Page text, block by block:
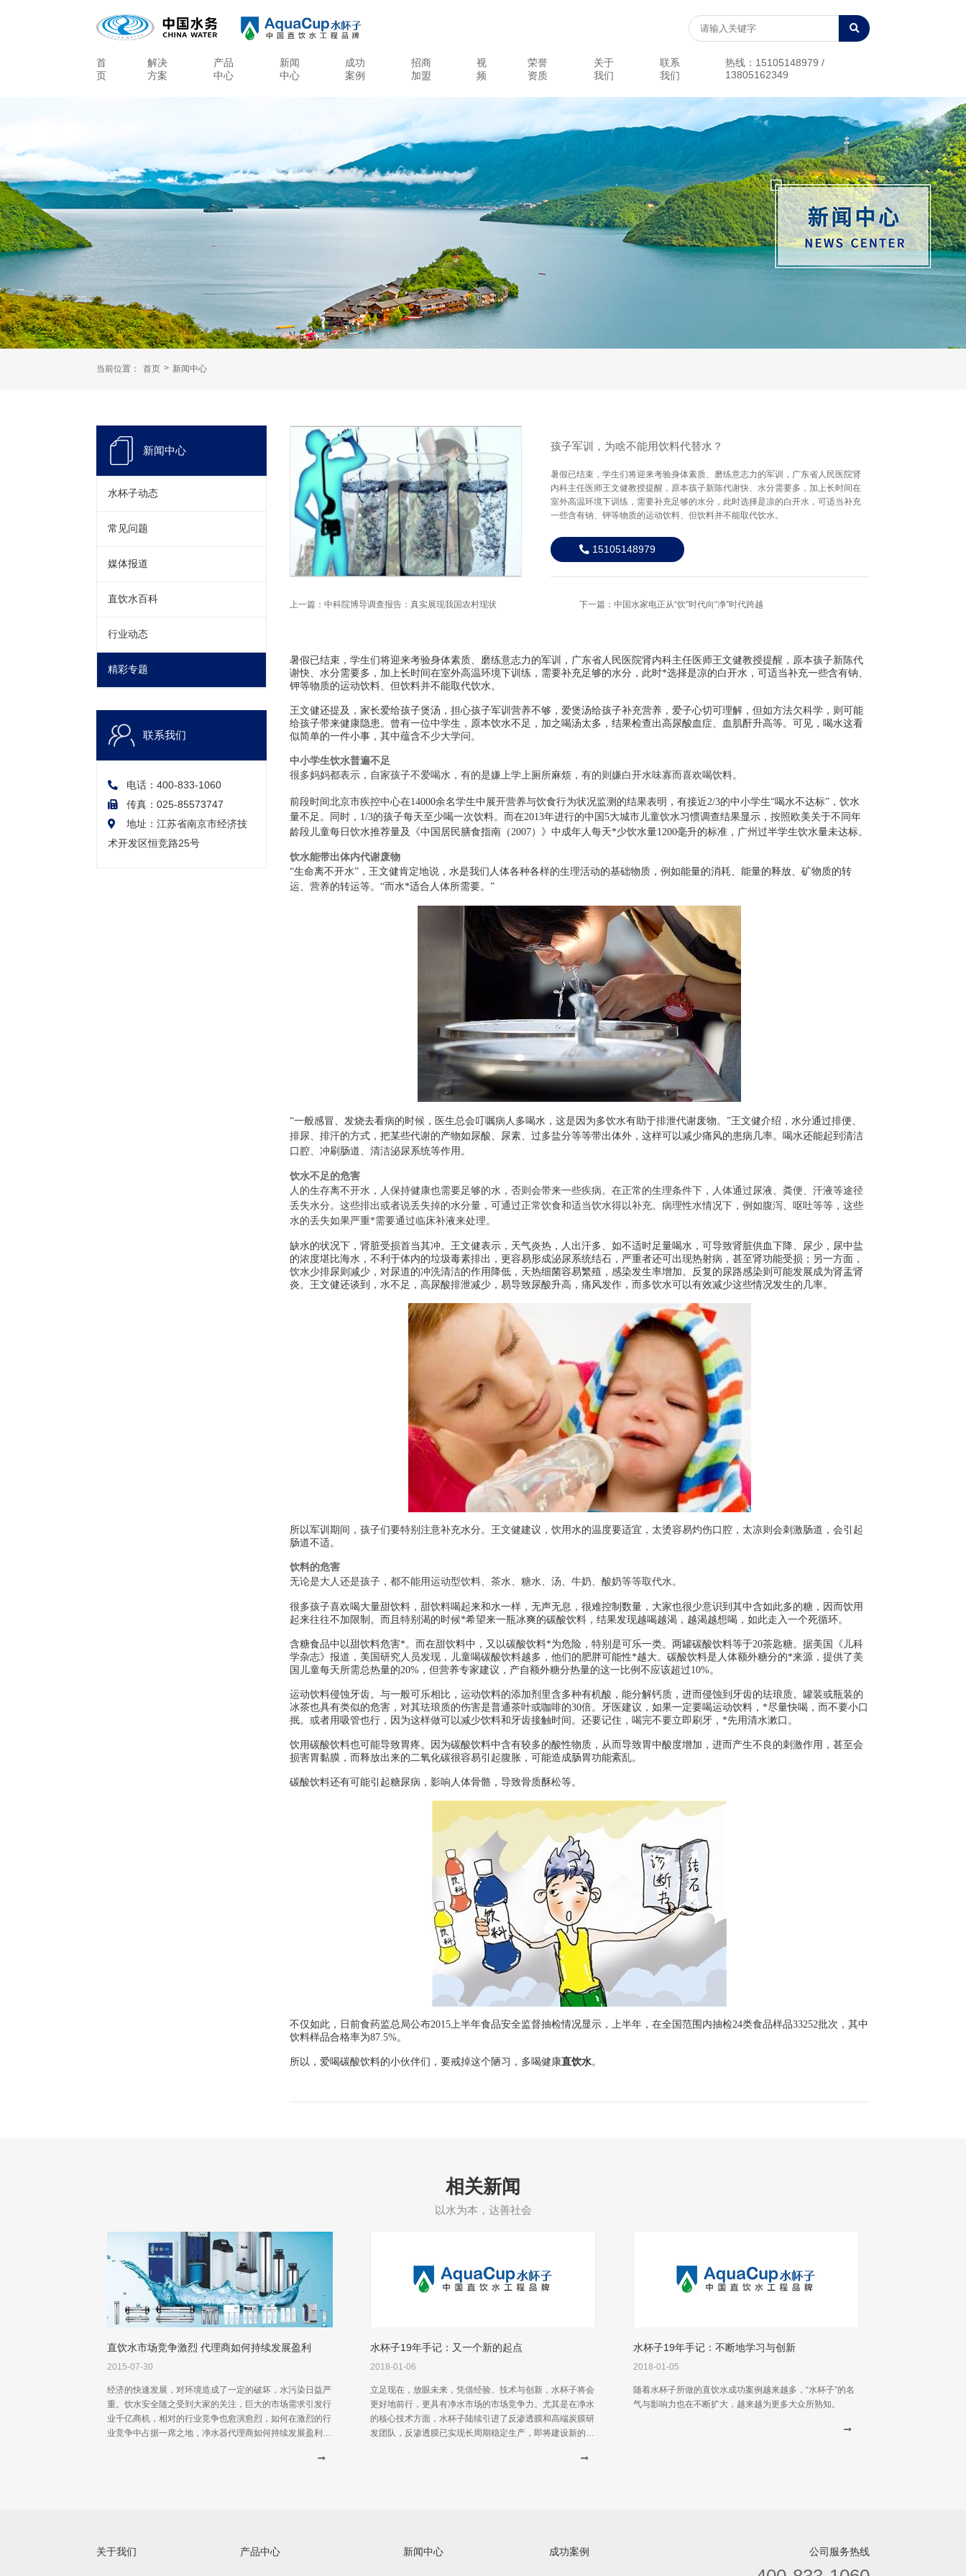
首
页
解决
方案
产品
中心
新闻
中心
成功
案例
招商
加盟
视
频
荣誉
资质
关于
我们
联系
我们
热线：15105148979 /
13805162349
当前位置： 首页 > 新闻中心
新闻中心
水杯子动态
常见问题
媒体报道
直饮水百科
行业动态
精彩专题
联系我们
电话：400-833-1060
传真：025-85573747
地址：江苏省南京市经济技
术开发区恒竞路25号
孩子军训，为啥不能用饮料代替水？
暑假已结束，学生们将迎来考验身体素质、磨练意志力的军训，广东省人民医院肾
内科主任医师王文健教授提醒，原本孩子新陈代谢快、水分需要多，加上长时间在
室外高温环境下训练，需要补充足够的水分，此时选择是凉的白开水，可适当补充
一些含有钠、钾等物质的运动饮料、但饮料并不能取代饮水。
15105148979
上一篇：中科院博导调查报告：真实展现我国农村现状 下一篇：中国水家电正从“饮”时代向“净”时代跨越
暑假已结束，学生们将迎来考验身体素质、磨练意志力的军训，广东省人民医院肾内科主任医师王文健教授提醒，原本孩子新陈代
谢快、水分需要多，加上长时间在室外高温环境下训练，需要补充足够的水分，此时*选择是凉的白开水，可适当补充一些含有钠、
钾等物质的运动饮料、但饮料并不能取代饮水。
王文健还提及，家长爱给孩子煲汤，担心孩子军训营养不够，爱煲汤给孩子补充营养，爱子心切可理解，但如方法欠科学，则可能
给孩子带来健康隐患。曾有一位中学生，原本饮水不足，加之喝汤太多，结果检查出高尿酸血症、血肌酐升高等。可见，喝水这看
似简单的一件小事，其中蕴含不少大学问。
中小学生饮水普遍不足
很多妈妈都表示，自家孩子不爱喝水，有的是嫌上学上厕所麻烦，有的则嫌白开水味寡而喜欢喝饮料。
前段时间北京市疾控中心在14000余名学生中展开营养与饮食行为状况监测的结果表明，有接近2/3的中小学生“喝水不达标”，饮水
量不足。同时，1/3的孩子每天至少喝一次饮料。而在2013年进行的中国5大城市儿童饮水习惯调查结果显示，按照欧美关于不同年
龄段儿童每日饮水推荐量及《中国居民膳食指南（2007）》中成年人每天*少饮水量1200毫升的标准，广州过半学生饮水量未达标。
饮水能带出体内代谢废物
“生命离不开水”，王文健肯定地说，水是我们人体各种各样的生理活动的基础物质，例如能量的消耗、能量的释放、矿物质的转
运、营养的转运等。“而水*适合人体所需要。”
“一般感冒、发烧去看病的时候，医生总会叮嘱病人多喝水，这是因为多饮水有助于排泄代谢废物。”王文健介绍，水分通过排便、
排尿、排汗的方式，把某些代谢的产物如尿酸、尿素、过多盐分等等带出体外，这样可以减少痛风的患病几率。喝水还能起到清洁
口腔、冲刷肠道、清洁泌尿系统等作用。
饮水不足的危害
人的生存离不开水，人保持健康也需要足够的水，否则会带来一些疾病。在正常的生理条件下，人体通过尿液、粪便、汗液等途径
丢失水分。这些排出或者说丢失掉的水分量，可通过正常饮食和适当饮水得以补充。病理性水情况下，例如腹泻、呕吐等等，这些
水的丢失如果严重*需要通过临床补液来处理。
缺水的状况下，肾脏受损首当其冲。王文健表示，天气炎热，人出汗多、如不适时足量喝水，可导致肾脏供血下降、尿少，尿中盐
的浓度堪比海水，不利于体内的垃圾毒素排出，更容易形成泌尿系统结石，严重者还可出现热射病，甚至肾功能受损；另一方面，
饮水少排尿则减少，对尿道的冲洗清洁的作用降低，天热细菌容易繁殖，感染发生率增加。反复的尿路感染则可能发展成为肾盂肾
炎。王文健还谈到，水不足，高尿酸排泄减少，易导致尿酸升高，痛风发作，而多饮水可以有效减少这些情况发生的几率。
所以军训期间，孩子们要特别注意补充水分。王文健建议，饮用水的温度要适宜，太烫容易灼伤口腔，太凉则会刺激肠道，会引起
肠道不适。
饮料的危害
无论是大人还是孩子，都不能用运动型饮料、茶水、糖水、汤、牛奶、酸奶等等取代水。
很多孩子喜欢喝大量甜饮料，甜饮料喝起来和水一样，无声无息，很难控制数量，大家也很少意识到其中含如此多的糖，因而饮用
起来往往不加限制。而且特别渴的时候*希望来一瓶冰爽的碳酸饮料，结果发现越喝越渴，越渴越想喝，如此走入一个死循环。
含糖食品中以甜饮料危害*。而在甜饮料中，又以碳酸饮料*为危险，特别是可乐一类。两罐碳酸饮料等于20茶匙糖。据美国《儿科
学杂志》报道，美国研究人员发现，儿童喝碳酸饮料越多，他们的肥胖可能性*越大。碳酸饮料是人体额外糖分的*来源，提供了美
国儿童每天所需总热量的20%，但营养专家建议，产自额外糖分热量的这一比例不应该超过10%。
运动饮料侵蚀牙齿。与一般可乐相比，运动饮料的添加剂里含多种有机酸，能分解钙质，进而侵蚀到牙齿的珐琅质。罐装或瓶装的
冰茶也具有类似的危害，对其珐琅质的伤害是普通茶叶或咖啡的30倍。牙医建议，如果一定要喝运动饮料，*尽量快喝，而不要小口
抿。或者用吸管也行，因为这样做可以减少饮料和牙齿接触时间。还要记住，喝完不要立即刷牙，*先用清水漱口。
饮用碳酸饮料也可能导致胃疼。因为碳酸饮料中含有较多的酸性物质，从而导致胃中酸度增加，进而产生不良的刺激作用，甚至会
损害胃黏膜，而释放出来的二氧化碳很容易引起腹胀，可能造成肠胃功能紊乱。
碳酸饮料还有可能引起糖尿病，影响人体骨骼，导致骨质酥松等。
不仅如此，日前食药监总局公布2015上半年食品安全监督抽检情况显示，上半年，在全国范围内抽检24类食品样品33252批次，其中
饮料样品合格率为87.5%。
所以，爱喝碳酸饮料的小伙伴们，要戒掉这个陋习，多喝健康直饮水。
相关新闻
以水为本，达善社会
直饮水市场竞争激烈 代理商如何持续发展盈利
2015-07-30
经济的快速发展，对环境造成了一定的破坏，水污染日益严
重。饮水安全随之受到大家的关注，巨大的市场需求引发行
业千亿商机，相对的行业竞争也愈演愈烈，如何在激烈的行
业竞争中占据一席之地，净水器代理商如何持续发展盈利成
水杯子19年手记：又一个新的起点
2018-01-06
立足现在，放眼未来，凭借经验、技术与创新，水杯子将会
更好地前行，更具有净水市场的市场竞争力。尤其是在净水
的核心技术方面，水杯子陆续引进了反渗透膜和高端炭膜研
发团队，反渗透膜已实现长周期稳定生产，即将建设新的工
水杯子19年手记：不断地学习与创新
2018-01-05
随着水杯子所做的直饮水成功案例越来越多，“水杯子”的名
气与影响力也在不断扩大，越来越为更多大众所熟知。
关于我们 产品中心 新闻中心 成功案例 公司服务热线